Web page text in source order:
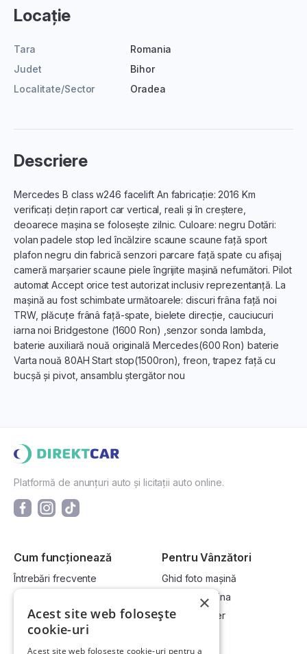
Locație
Tara
Romania
Judet
Bihor
Localitate/Sector
Oradea
Descriere
Mercedes B class w246 facelift An fabricație: 2016 Km
verificați dețin raport car vertical, reali și în creștere,
deoarece mașina se folosește zilnic. Culoare: negru Dotări:
volan padele stop led încălzire scaune scaune față sport
plafon negru din fabrică senzori parcare față spate cu afișaj
cameră marșarier scaune piele îngrijite mașină nefumători. Pilot
automat Accept orice test autorizat inclusiv reprezentanță. La
mașină au fost schimbate următoarele: discuri frâna față noi
TRW, plăcuțe frânâ față-spate, bielete direcție, cauciucuri
iarna noi Bridgestone (1600 Ron) ,senzor sonda lambda,
baterie auxiliară nouă originală Mercedes(600 Ron) baterie
Varta nouă 80AH Start stop(1500ron), freon, trapez față cu
bucșă și pivot, ansamblu ștergător nou
Platformă de anunțuri auto și licitații auto online.
Cum funcționează
Întrebări frecvente
Cum vând la licitație?
Pentru Vânzători
Ghid foto mașină
Vinde-ți mașina
Devino dealer
×
Acest site web folosește
cookie-uri
Acest site web folosește cookie-uri pentru a